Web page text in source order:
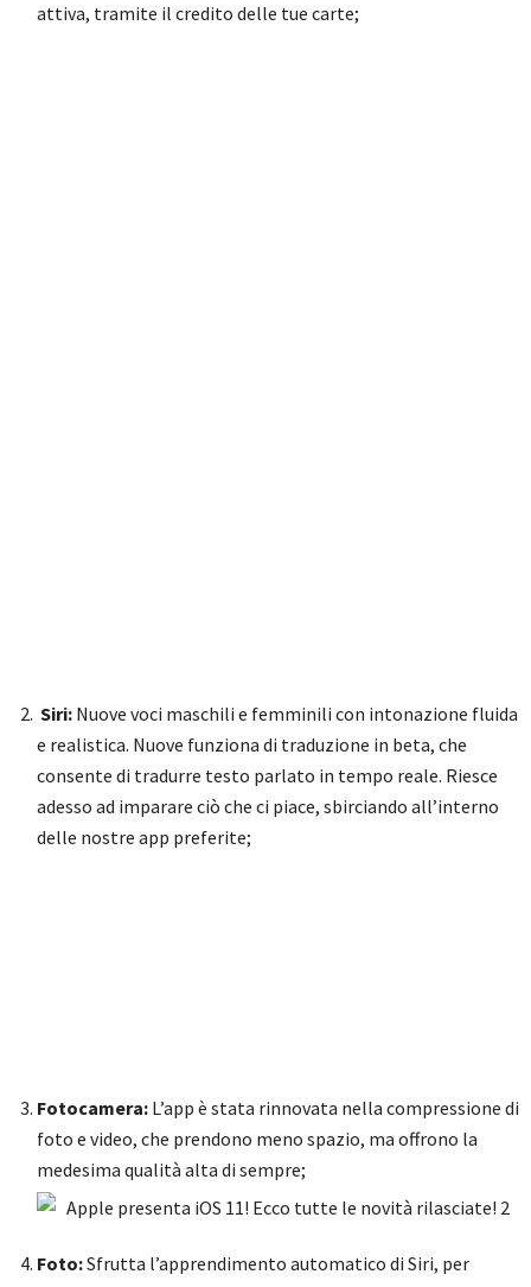
attiva, tramite il credito delle tue carte;
Siri: Nuove voci maschili e femminili con intonazione fluida
e realistica. Nuove funziona di traduzione in beta, che
consente di tradurre testo parlato in tempo reale. Riesce
adesso ad imparare ciò che ci piace, sbirciando all’interno
delle nostre app preferite;
Fotocamera: L’app è stata rinnovata nella compressione di
foto e video, che prendono meno spazio, ma offrono la
medesima qualità alta di sempre;
Foto:Sfrutta l’apprendimento automatico di Siri, per